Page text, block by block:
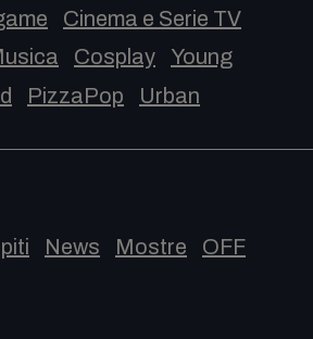
Cinema e Serie TV
Cosplay
Young
PizzaPop Urban
News Mostre
OFF